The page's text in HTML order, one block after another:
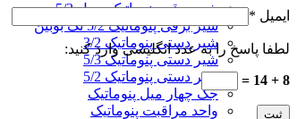
شیر برقی پنوماتیک دوبل 5/3
شیر برقی پنوماتیک 5/2 تک بوبین
شیر دستی پنوماتیک 3/2
شیر دستی پنوماتیک 5/3
شیر دستی پنوماتیک 5/2
جک چهار میل پنوماتیک
واحد مراقبت پنوماتیک
ایمیل *
لطفا پاسخ را به عدد انگلیسی وارد کنید:
8 + 14 =